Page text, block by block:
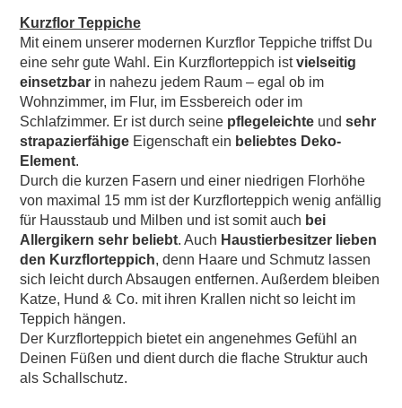
Kurzflor Teppiche
Mit einem unserer modernen Kurzflor Teppiche triffst Du
eine sehr gute Wahl. Ein Kurzflorteppich istvielseitig
einsetzbarin nahezu jedem Raum – egal ob im
Wohnzimmer, im Flur, im Essbereich oder im
Schlafzimmer. Er ist durch seine pflegeleichteund sehr
strapazierfähigeEigenschaft ein beliebtes Deko-
Element.
Durch die kurzen Fasern und einer niedrigen Florhöhe
von maximal 15 mm ist der Kurzflorteppich wenig anfällig
für Hausstaub und Milben und ist somit auch bei
Allergikern sehr beliebt. Auch Haustierbesitzer lieben
den Kurzflorteppich, denn Haare und Schmutz lassen
sich leicht durch Absaugen entfernen. Außerdem bleiben
Katze, Hund & Co. mit ihren Krallen nicht so leicht im
Teppich hängen.
Der Kurzflorteppich bietet ein angenehmes Gefühl an
Deinen Füßen und dient durch die flache Struktur auch
als Schallschutz.